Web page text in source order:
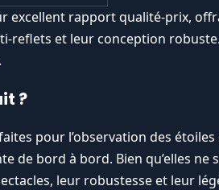
excellent rapport qualité-prix,
reflets et leur conception
?
pour l’observation des
de bord à bord. Bien qu’elles ne
leur robustesse et leur